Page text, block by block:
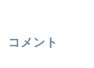
コメント